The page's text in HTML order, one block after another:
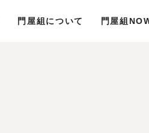
門屋組について 門屋組